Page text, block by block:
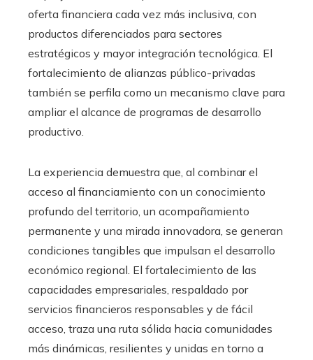
oferta financiera cada vez más inclusiva, con
productos diferenciados para sectores
estratégicos y mayor integración tecnológica. El
fortalecimiento de alianzas público-privadas
también se perfila como un mecanismo clave para
ampliar el alcance de programas de desarrollo
productivo.
La experiencia demuestra que, al combinar el
acceso al financiamiento con un conocimiento
profundo del territorio, un acompañamiento
permanente y una mirada innovadora, se generan
condiciones tangibles que impulsan el desarrollo
económico regional. El fortalecimiento de las
capacidades empresariales, respaldado por
servicios financieros responsables y de fácil
acceso, traza una ruta sólida hacia comunidades
más dinámicas, resilientes y unidas en torno a